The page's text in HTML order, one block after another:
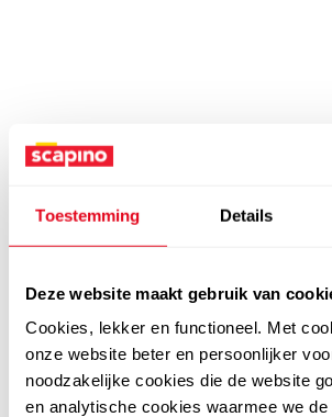
Toestemming Details
Deze website maakt gebruik van
Cookies, lekker en functioneel. Met
onze website beter en persoonlijker
noodzakelijke cookies die de website
en analytische cookies waarmee we de